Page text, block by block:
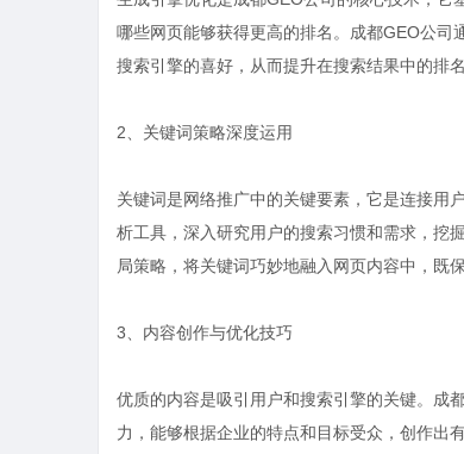
哪些网页能够获得更高的排名。成都GEO公
搜索引擎的喜好，从而提升在搜索结果中的排
2、关键词策略深度运用
关键词是网络推广中的关键要素，它是连接用
析工具，深入研究用户的搜索习惯和需求，挖
局策略，将关键词巧妙地融入网页内容中，既
3、内容创作与优化技巧
优质的内容是吸引用户和搜索引擎的关键。成
力，能够根据企业的特点和目标受众，创作出